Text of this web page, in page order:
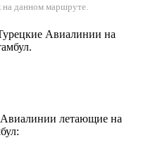
данном маршруте.
Авиалинии на
летающие на